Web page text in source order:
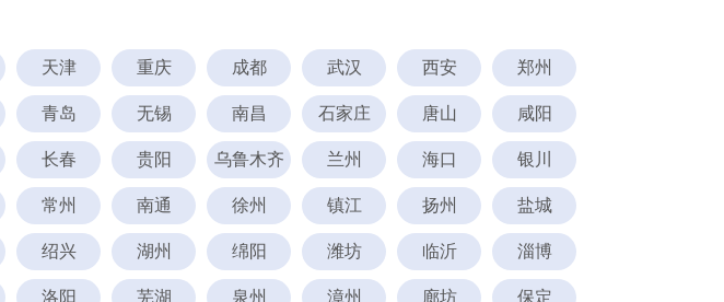
天津 重庆 成都 武汉 西安 郑州
青岛 无锡 南昌 石家庄 唐山 咸阳
长春 贵阳 乌鲁木齐 兰州 海口 银川
常州 南通 徐州 镇江 扬州 盐城
绍兴 湖州 绵阳 潍坊 临沂 淄博
洛阳 芜湖 泉州 漳州 廊坊 保定